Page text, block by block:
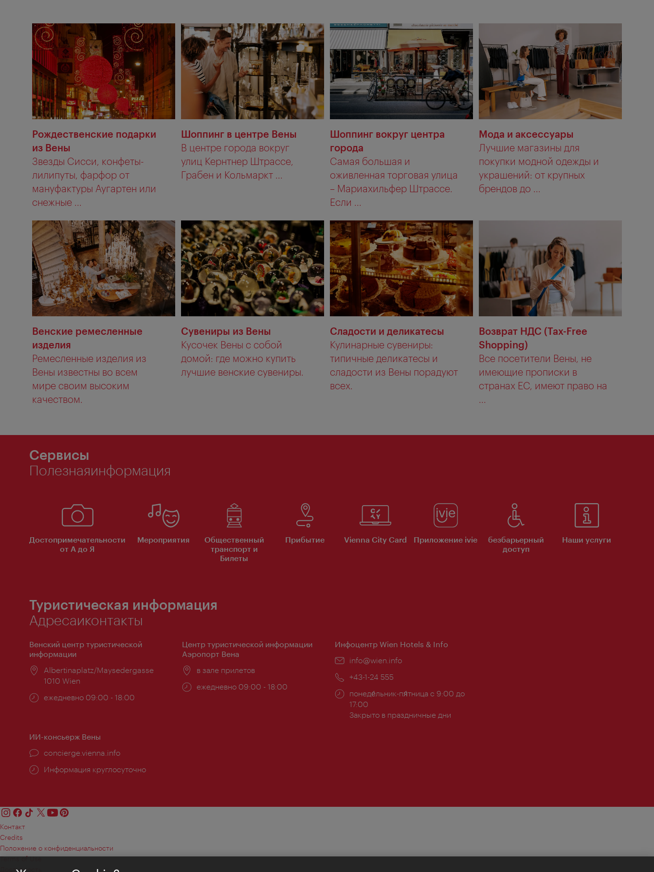
Рождественские подарки
из Вены
Звезды Сисси, конфеты-
лилипуты, фарфор от
мануфактуры Аугартен или
снежные ...
Шоппинг в центре Вены
В центре города вокруг
улиц Кернтнер Штрассе,
Грабен и Кольмаркт ...
Шоппинг вокруг центра
города
Самая большая и
оживленная торговая улица
– Мариахильфер Штрассе.
Если ...
Мода и аксессуары
Лучшие магазины для
покупки модной одежды и
украшений: от крупных
брендов до ...
Венские ремесленные
изделия
Ремесленные изделия из
Вены известны во всем
мире своим высоким
качеством.
Сувениры из Вены
Кусочек Вены с собой
домой: где можно купить
лучшие венские сувениры.
Сладости и деликатесы
Кулинарные сувениры:
типичные деликатесы и
сладости из Вены порадуют
всех.
Возврат НДС (Tax-Free
Shopping)
Все посетители Вены, не
имеющие прописки в
странах ЕС, имеют право на
...
Сервисы
Полезнаяинформация
Достопримечательности
от А до Я
Мероприятия
Общественный
транспорт и
Билеты
Прибытие Vienna City Card Приложение ivie
безбарьерный
доступ
Наши услуги
Туристическая информация
Адресаиконтакты
Венский центр туристической
информации
Расположение:
Albertinaplatz/Maysedergasse
1010 Wien
Часы
ежедневно 09:00 - 18:00
Центр туристической информации
Аэропорт Вена
Расположение:
в зале прилетов
Часы
ежедневно 09:00 - 18:00
Инфоцентр Wien Hotels & Info
Эл.
info@wien.info
Телефон:
+43-1-24 555
Часы
работы:
понеде́льник-пя́тница с 9:00 до
17:00
Закрыто в праздничные дни
ИИ-консьерж Вены
concierge.vienna.info
Информация круглосуточно
Контакт
Credits
Положение о конфиденциальности
Terms of Use
Доступность